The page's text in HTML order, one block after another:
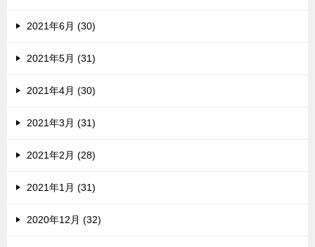
2021年6月 (30)
2021年5月 (31)
2021年4月 (30)
2021年3月 (31)
2021年2月 (28)
2021年1月 (31)
2020年12月 (32)